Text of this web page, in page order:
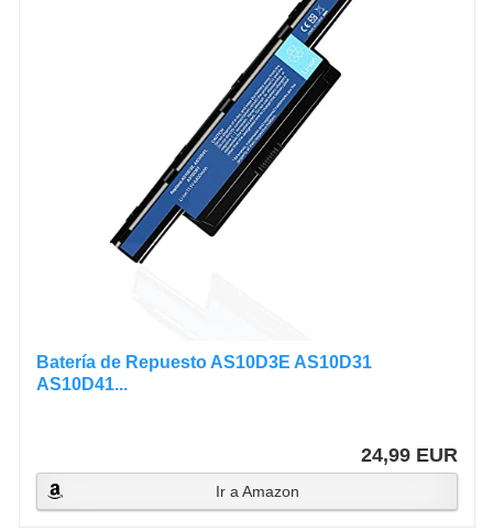
Batería de Repuesto AS10D3E AS10D31
AS10D41...
24,99 EUR
Ir a Amazon